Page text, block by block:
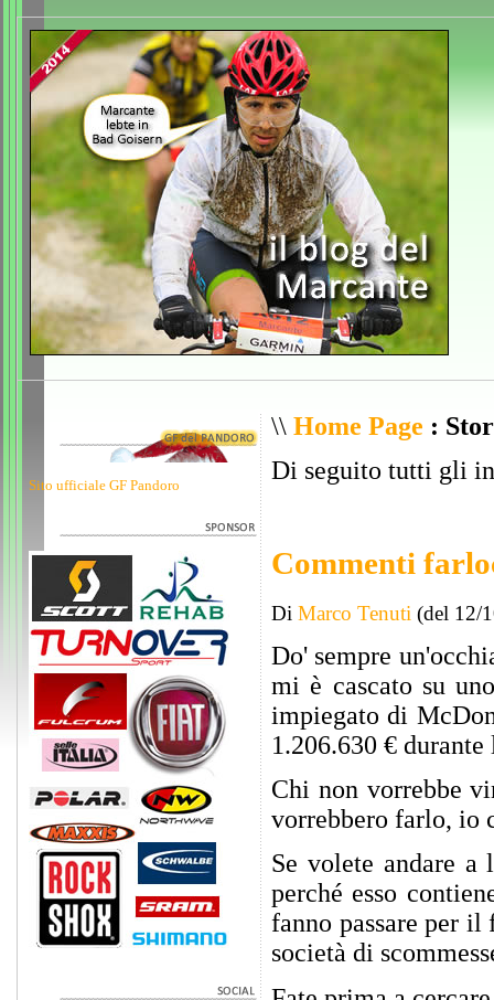
Sito ufficiale GF Pandoro
\\ Home Page :
Di seguito tutti gli
Commenti
Di Marco Tenuti (del 12/
Do' sempre
mi è cascato su
impiegato di
1.206.630 €
Chi non vorrebbe
vorrebbero farlo, io
Se volete andare
perché esso
fanno passare per
società di